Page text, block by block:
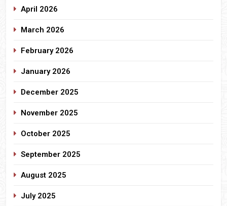
April 2026
March 2026
February 2026
January 2026
December 2025
November 2025
October 2025
September 2025
August 2025
July 2025